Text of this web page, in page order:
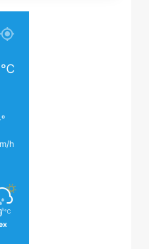
℃
h
℃